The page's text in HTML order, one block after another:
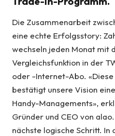
Die Zusammenarbeit
eine echte Erfolgsstory:
wechseln jeden Monat mit
Vergleichsfunktion in der
oder -Internet-Abo. «Diese
bestätigt unsere Vision
Handy-Managements»,
Gründer und CEO von
nächste logische Schritt. In